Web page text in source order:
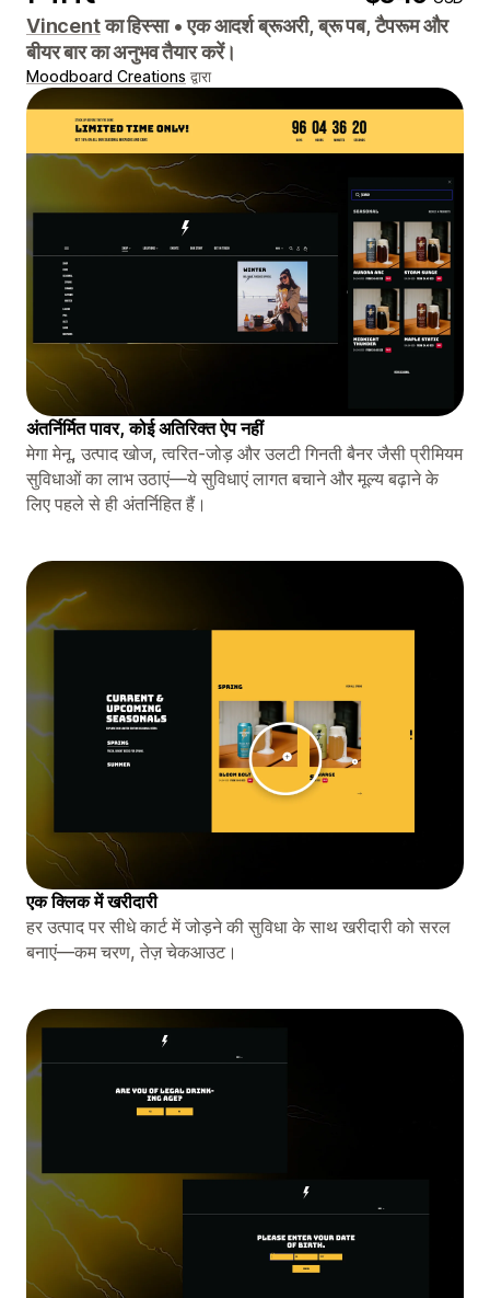
Vincentका हिस्सा •एक आदर्श ब्रूअरी, ब्रू पब, टैपरूम और
बीयर बार का अनुभव तैयार करें।
Moodboard Creations द्वारा
अंतर्निर्मित पावर, कोई अतिरिक्त ऐप नहीं
मेगा मेनू, उत्पाद खोज, त्वरित-जोड़ और उलटी गिनती बैनर जैसी प्रीमियम
सुविधाओं का लाभ उठाएं—ये सुविधाएं लागत बचाने और मूल्य बढ़ाने के
लिए पहले से ही अंतर्निहित हैं।
एक क्लिक में खरीदारी
हर उत्पाद पर सीधे कार्ट में जोड़ने की सुविधा के साथ खरीदारी को सरल
बनाएं—कम चरण, तेज़ चेकआउट।